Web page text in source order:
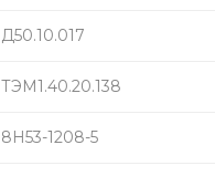
Д50.10.017
ТЭМ1.40.20.138
8Н53-1208-5